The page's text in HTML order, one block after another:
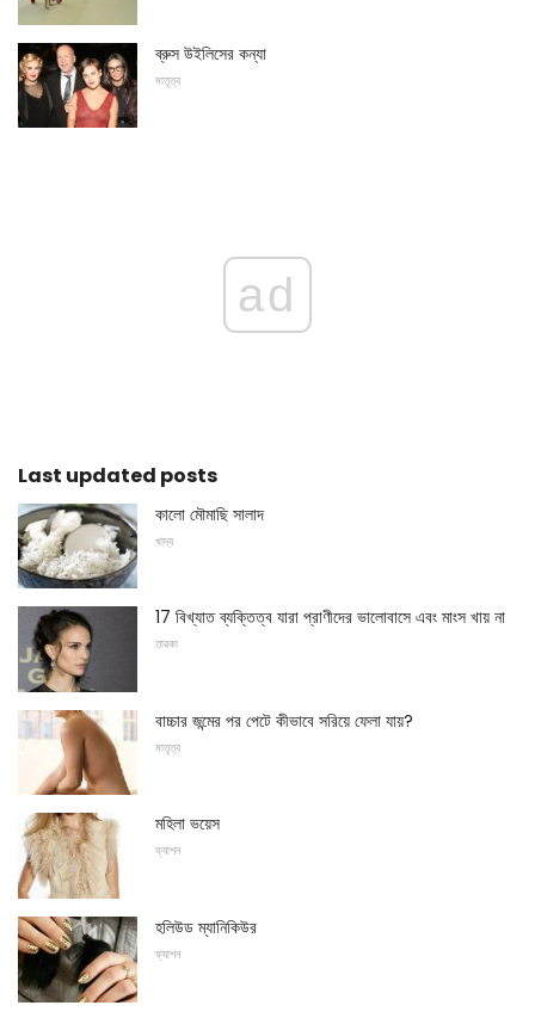
ব্রুস উইলিসের কন্যা
মাতৃত্ব
ad
Last updated posts
কালো মৌমাছি সালাদ
খাদ্য
17 বিখ্যাত ব্যক্তিত্ব যারা প্রাণীদের ভালোবাসে এবং মাংস খায় না
তারকা
বাচ্চার জন্মের পর পেটে কীভাবে সরিয়ে ফেলা যায়?
মাতৃত্ব
মহিলা ভয়েস
ফ্যাশন
হলিউড ম্যানিকিউর
ফ্যাশন